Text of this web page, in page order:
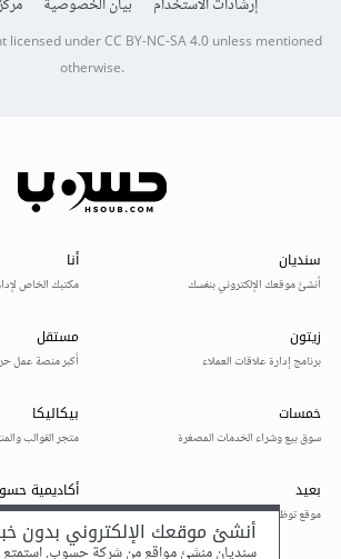
licensed underCC BY-NC-SA 4.0unless mentioned
otherwise.